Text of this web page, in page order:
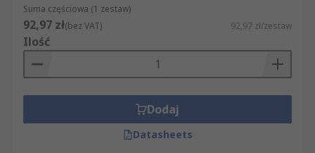
Suma częściowa (1 zestaw)
92,97 zł(bez VAT) 92,97 zł/zestaw
Ilość
Dodaj
Datasheets